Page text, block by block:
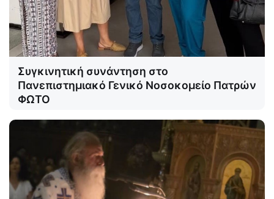
Συγκινητική συνάντηση στο
Πανεπιστημιακό Γενικό Νοσοκομείο Πατρών
ΦΩΤΟ